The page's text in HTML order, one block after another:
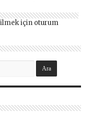
için oturum